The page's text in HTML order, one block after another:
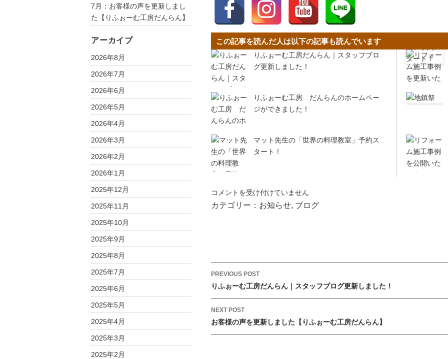
この記事を読んだ人は以下の記事も読んでいます
りふぉーむ工房だんらん｜スタッフブロ
グ更新しました！
りふぉーむ工房 だんらんのホームペー
ジができました！
マット先生の「世界の料理教室」予約ス
タート！
｜
ス
ロ
グ
｜
リ
ス
コメントを受け付けていません
カテゴリー： お知らせ, ブログ
P
o
s
t
n
a
PREVIOUS POST
りふぉーむ工房だんらん｜スタッフブログ更新しました！
NEXT POST
お客様の声を更新しました【りふぉーむ工房だんらん】
7月：お客様の声を更新しまし
た【りふぉーむ工房だんらん】
アーカイブ
2026年8月
2026年7月
2026年6月
2026年5月
2026年4月
2026年3月
2026年2月
2026年1月
2025年12月
2025年11月
2025年10月
2025年9月
2025年8月
2025年7月
2025年6月
2025年5月
2025年4月
2025年3月
2025年2月